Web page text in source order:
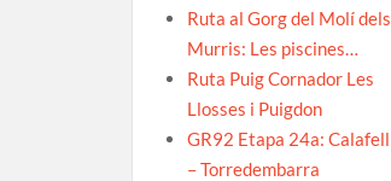
Ruta al Gorg del Molí dels
Murris: Les piscines…
Ruta Puig Cornador Les
Llosses i Puigdon
GR92 Etapa 24a: Calafell
– Torredembarra